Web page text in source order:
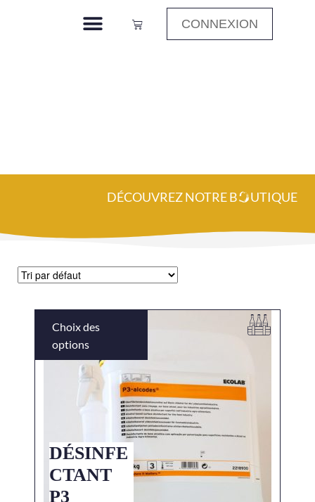
CONNEXION
DÉCOUVREZ NOTRE BOUTIQUE
DÉSINFE
CTANT
P3
Choix des
options